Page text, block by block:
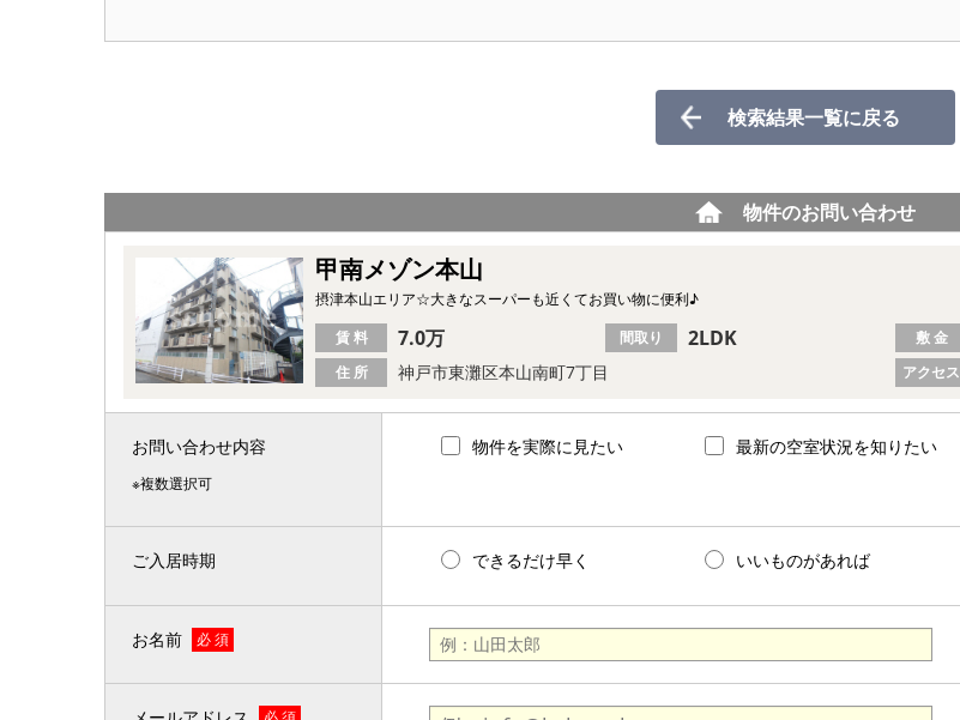
検索結果一覧に戻る
物件のお問い合わせ
甲南メゾン本山
摂津本山エリア☆大きなスーパーも近くてお買い物に便利♪
住 所 神戸市東灘区本山南町7丁目 アクセス
賃 料 7.0万 間取り 2LDK 敷 金
お問い合わせ内容
※複数選択可
物件を実際に見たい 最新の空室状況を知りたい
ご入居時期 できるだけ早く いいものがあれば
お名前 必 須